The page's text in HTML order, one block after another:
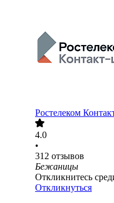
Ростелеком
4.0
•
312 отзывов
Бежаницы
Откликнитесь
Откликнуться